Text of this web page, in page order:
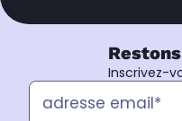
Inscrivez-